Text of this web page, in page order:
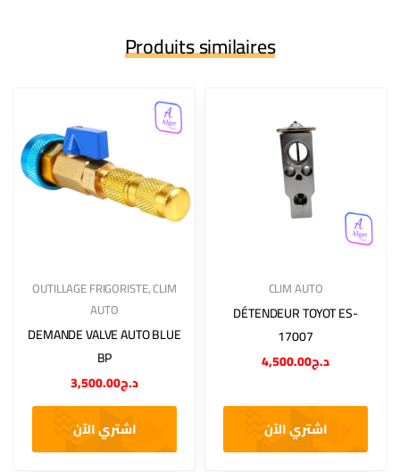
Produits similaires
OUTILLAGE FRIGORISTE,CLIM
AUTO
DEMANDE VALVE AUTO BLUE
BP
د.ج3,500.00
اشتري الآن
CLIM AUTO
DÉTENDEUR TOYOT ES-
17007
د.ج4,500.00
اشتري الآن